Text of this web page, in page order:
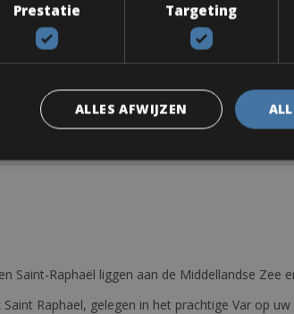
Saint-Raphaël liggen aan de Middellandse
Saint Raphael, gelegen in het prachtige Var op
Prestatie Targeting
ALLES AFWIJZEN